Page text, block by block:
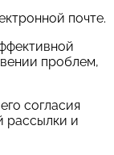
почте.
проблем,
согласия
рассылки и